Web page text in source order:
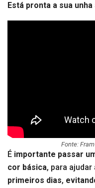
Está pronta a sua
Fonte:
É importante passar
cor básica, para ajudar
primeiros dias,